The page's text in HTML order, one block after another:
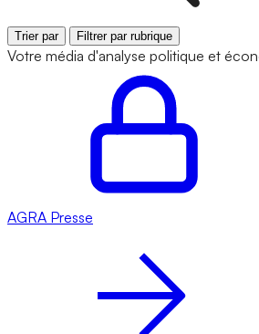
Trier par Filtrer par rubrique
Votre média d'analyse politique et
AGRA Presse